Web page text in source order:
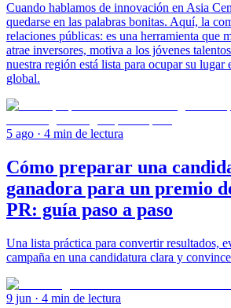
Cuando hablamos de innovación en Asia
quedarse en las palabras bonitas. Aquí, la
relaciones públicas: es una herramienta que
atrae inversores, motiva a los jóvenes
nuestra región está lista para ocupar su lugar
global.
5 ago · 4 min de lectura
Cómo preparar una
ganadora para un premio
PR: guía paso a paso
Una lista práctica para convertir resultados,
campaña en una candidatura clara y
9 jun · 4 min de lectura